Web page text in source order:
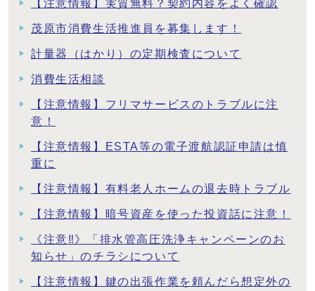
【注意情報】実質無料？契約内容をよく確認
茂原市消費生活推進員を募集します！
計量器（はかり）の定期検査について
消費生活相談
【注意情報】フリマサービスのトラブルに注
意！
【注意情報】ESTA等の電子渡航認証申請は慎
重に
【注意情報】有料老人ホームの退去時トラブル
【注意情報】暗号資産を使った投資話に注意！
《注意‼》「排水管高圧洗浄キャンペーンのお
知らせ」のチラシについて
【注意情報】鍵の出張作業を頼んだら想定外の